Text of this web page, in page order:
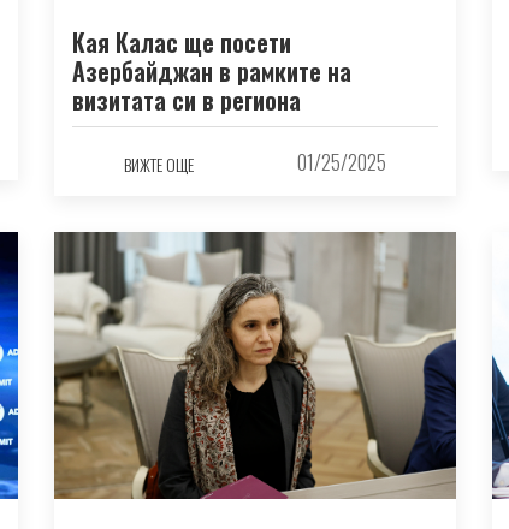
Кая Калас ще посети
Азербайджан в рамките на
визитата си в региона
ВИЖТЕ ОЩЕ 01/25/2025